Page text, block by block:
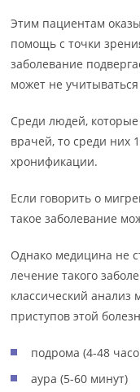
Этим пациентам
помощь с точки
заболевание
может не
Среди людей,
врачей, то среди них
хронификации.
Если говорить о
такое заболевание
Однако медицина не
лечение такого
классический анализ
приступов этой
подрома (4-48
аура (5-60 минут)